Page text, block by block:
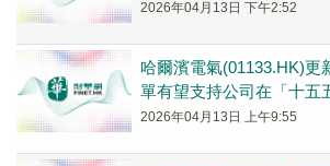
2026年04月13日 下午2:52
哈爾濱電氣(01133.HK)更
單有望支持公司在「十五
2026年04月13日 上午9:55